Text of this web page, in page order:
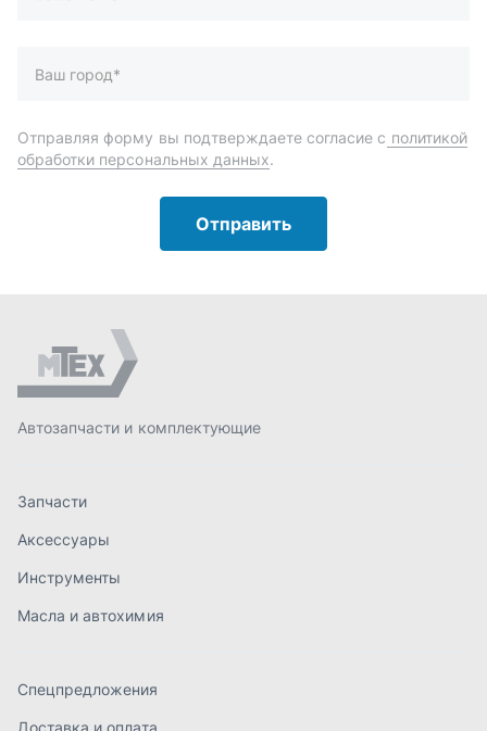
Автозапчасти и комплектующие
Масла и автохимия
Спецпредложения
Доставка и оплата
Контакты
order@mteh74.ru
+7 (904) 945-52-55